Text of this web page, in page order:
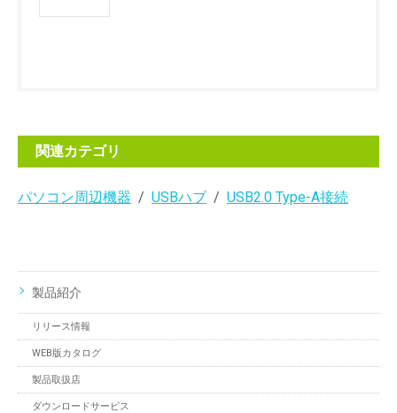
関連カテゴリ
パソコン周辺機器 USBハブ USB2.0 Type-A接続
製品紹介
リリース情報
WEB版カタログ
製品取扱店
ダウンロードサービス